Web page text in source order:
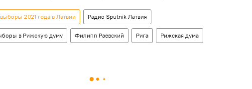
2021 года в Латвии Радио Sputnik Латвия
в Рижскую думу Филипп Раевский Рига Рижская дума